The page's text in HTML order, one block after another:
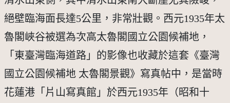
絕壁臨海面長達5公里，非常壯觀。西元1935年太
魯閣峽谷被選為次高太魯閣國立公園候補地，
「東臺灣臨海道路」的影像也收藏於這套《臺灣
國立公園候補地 太魯閣景觀》寫真帖中，是當時
花蓮港「片山寫真館」於西元1935年（昭和十